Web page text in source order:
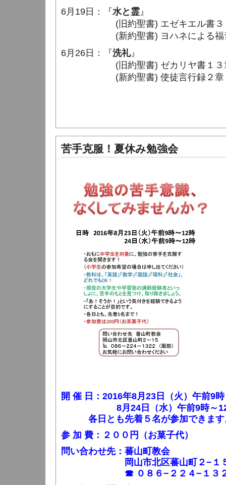
6月19日：『水と霊』
(旧約聖書) エゼキエル書３６
(新約聖書) ヨハネによる福音
6月26日：『洗礼』
(旧約聖書) ゼカリヤ書１３章
(新約聖書) 使徒言行録２章
苦手克服！夏休み勉強会
開 催 日： 2016年8月23日（火） 午前9
8月24日（水） 午前9時～
各日とも先着５名が参加できます
参 加 費：２００円（お菓子代）
問い合わせ先：蕃山町教会
岡山市北区蕃山町２−１
☎︎ ０８６−２２４−１３２２